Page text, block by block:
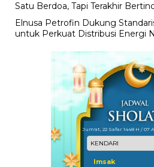
Satu Berdoa, Tapi Terakhir
Elnusa Petrofin Dukung
untuk Perkuat Distribusi Energi
Jum'at, 22 Safar 1448 H / 07
Imsak